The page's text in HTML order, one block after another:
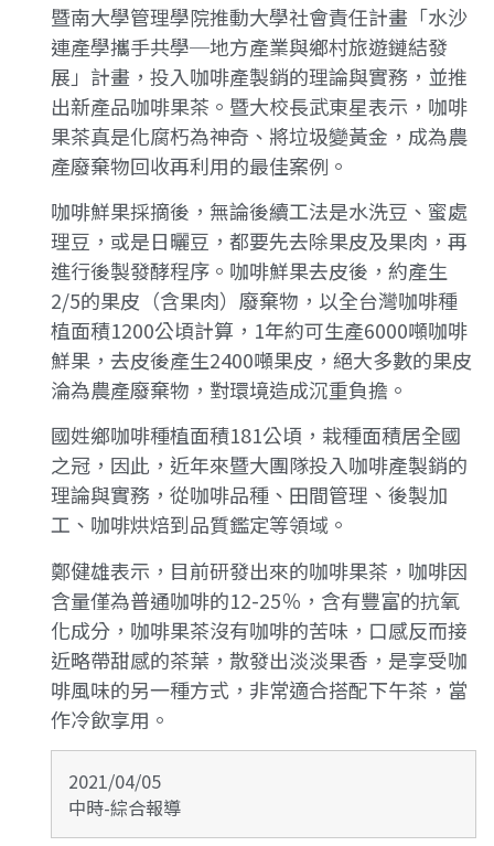
暨南大學管理學院推動大學社會責任計畫「水沙
連產學攜手共學─地方產業與鄉村旅遊鏈結發
展」計畫，投入咖啡產製銷的理論與實務，並推
出新產品咖啡果茶。暨大校長武東星表示，咖啡
果茶真是化腐朽為神奇、將垃圾變黃金，成為農
產廢棄物回收再利用的最佳案例。
咖啡鮮果採摘後，無論後續工法是水洗豆、蜜處
理豆，或是日曬豆，都要先去除果皮及果肉，再
進行後製發酵程序。咖啡鮮果去皮後，約產生
2/5的果皮（含果肉）廢棄物，以全台灣咖啡種
植面積1200公頃計算，1年約可生產6000噸咖啡
鮮果，去皮後產生2400噸果皮，絕大多數的果皮
淪為農產廢棄物，對環境造成沉重負擔。
國姓鄉咖啡種植面積181公頃，栽種面積居全國
之冠，因此，近年來暨大團隊投入咖啡產製銷的
理論與實務，從咖啡品種、田間管理、後製加
工、咖啡烘焙到品質鑑定等領域。
鄭健雄表示，目前研發出來的咖啡果茶，咖啡因
含量僅為普通咖啡的12-25％，含有豐富的抗氧
化成分，咖啡果茶沒有咖啡的苦味，口感反而接
近略帶甜感的茶葉，散發出淡淡果香，是享受咖
啡風味的另一種方式，非常適合搭配下午茶，當
作冷飲享用。
2021/04/05
中時-綜合報導